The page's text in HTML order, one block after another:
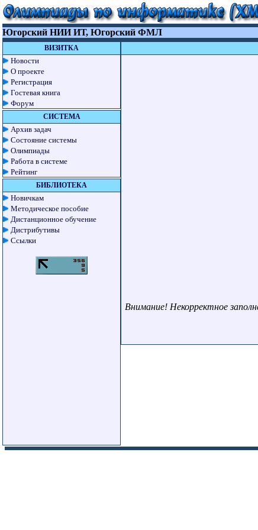
Югорский НИИ ИТ, Югорский ФМЛ
ВИЗИТКА
Новости
О проекте
Регистрация
Гостевая книга
Форум
СИСТЕМА
Архив задач
Состояние системы
Олимпиады
Работа в системе
Рейтинг
БИБЛИОТЕКА
Новичкам
Методическое пособие
Дистанционное обучение
Дистрибутивы
Ссылки
Внимание! Некорректное